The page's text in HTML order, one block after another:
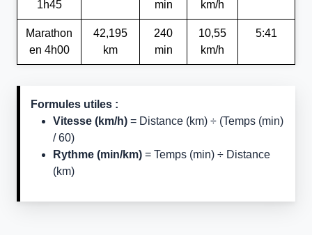
1h45
min
km/h
Marathon
en 4h00
42,195
km
240
min
10,55
km/h
5:41
Formules utiles :
Vitesse (km/h) = Distance (km) ÷ (Temps (min)
/ 60)
Rythme (min/km) = Temps (min) ÷ Distance
(km)